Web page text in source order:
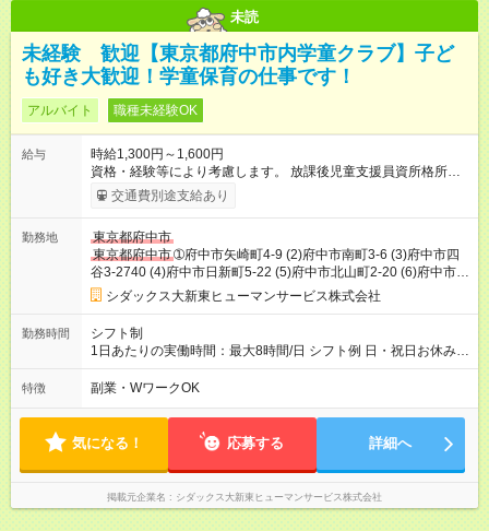
未読
未経験 歓迎【東京都府中市内学童クラブ】子ど
も好き大歓迎！学童保育の仕事です！
アルバイト 職種未経験OK
給与
時給1,300円～1,600円
資格・経験等により考慮します。 放課後児童支援員資所格所持
者 優遇あり 【試用期間】試用期間なし
交通費別途支給あり
勤務地
東京都府中市
東京都府中市➀府中市矢崎町4-9 (2)府中市南町3-6 (3)府中市四
谷3-2740 (4)府中市日新町5-22 (5)府中市北山町2-20 (6)府中市武
蔵台2-3
シダックス大新東ヒューマンサービス株式会社
勤務時間
シフト制
1日あたりの実働時間：最大8時間/日 シフト例 日・祝日お休み。
週２～５日の勤務です。 実働４～５時間。 ※面接時応相談！ 1
か月毎のシフト制になります。希望休可。 勤務日数は応相談。
特徴 副業・WワークOK
気になる！ 応募する 詳細へ
掲載元企業名 シダックス大新東ヒューマンサービス株式会社